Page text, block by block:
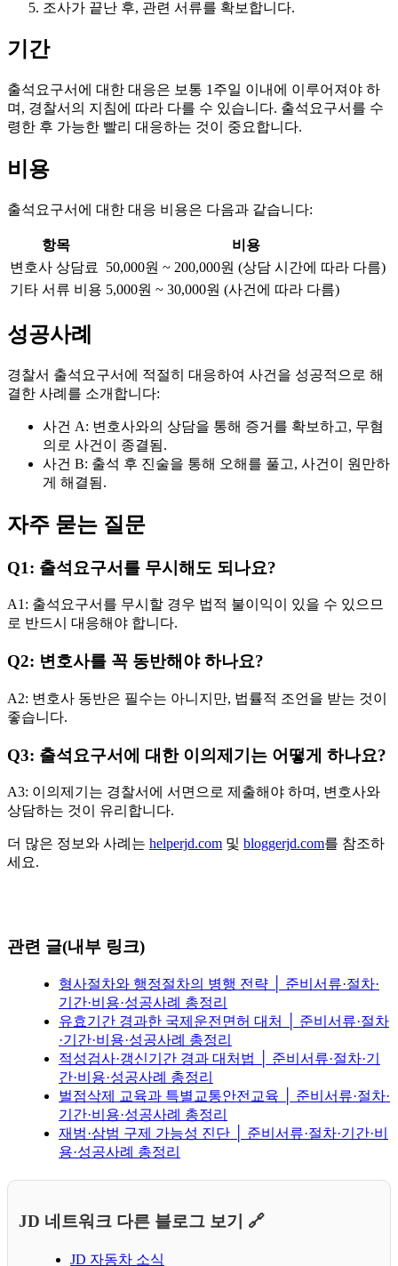
조사가 끝난 후, 관련 서류를 확보합니다.
기간
출석요구서에 대한 대응은 보통 1주일 이내에 이루어져야 하
며, 경찰서의 지침에 따라 다를 수 있습니다. 출석요구서를 수
령한 후 가능한 빨리 대응하는 것이 중요합니다.
비용
출석요구서에 대한 대응 비용은 다음과 같습니다:
항목
비용
변호사 상담료
50,000원 ~ 200,000원 (상담 시간에 따라 다름)
기타 서류 비용 5,000원 ~ 30,000원 (사건에 따라 다름)
성공사례
경찰서 출석요구서에 적절히 대응하여 사건을 성공적으로 해
결한 사례를 소개합니다:
사건 A: 변호사와의 상담을 통해 증거를 확보하고, 무혐
의로 사건이 종결됨.
사건 B: 출석 후 진술을 통해 오해를 풀고, 사건이 원만하
게 해결됨.
자주 묻는 질문
Q1: 출석요구서를 무시해도 되나요?
A1: 출석요구서를 무시할 경우 법적 불이익이 있을 수 있으므
로 반드시 대응해야 합니다.
Q2: 변호사를 꼭 동반해야 하나요?
A2: 변호사 동반은 필수는 아니지만, 법률적 조언을 받는 것이
좋습니다.
Q3: 출석요구서에 대한 이의제기는 어떻게 하나요?
A3: 이의제기는 경찰서에 서면으로 제출해야 하며, 변호사와
상담하는 것이 유리합니다.
더 많은 정보와 사례는 helperjd.com 및 bloggerjd.com를 참조하
세요.
관련 글(내부 링크)
형사절차와 행정절차의 병행 전략 │ 준비서류·절차·
기간·비용·성공사례 총정리
유효기간 경과한 국제운전면허 대처 │ 준비서류·절차
·기간·비용·성공사례 총정리
적성검사·갱신기간 경과 대처법 │ 준비서류·절차·기
간·비용·성공사례 총정리
벌점삭제 교육과 특별교통안전교육 │ 준비서류·절차·
기간·비용·성공사례 총정리
재범·삼범 구제 가능성 진단 │ 준비서류·절차·기간·비
용·성공사례 총정리
JD 네트워크 다른 블로그 보기 🔗
JD 자동차 소식